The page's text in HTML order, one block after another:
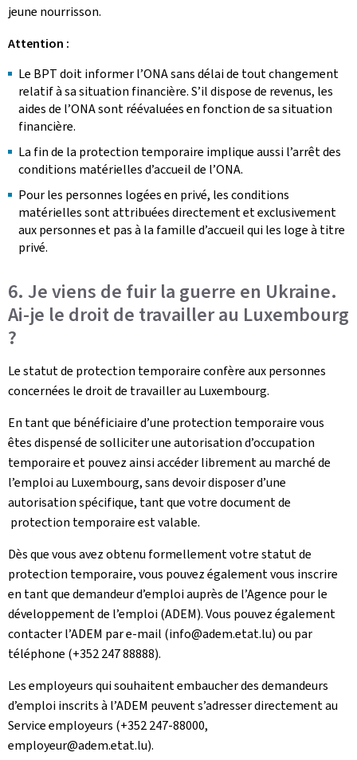
jeune nourrisson.
Attention :
Le BPT doit informer l’ONA sans délai de tout changement
relatif à sa situation financière. S’il dispose de revenus, les
aides de l’ONA sont réévaluées en fonction de sa situation
financière.
La fin de la protection temporaire implique aussi l’arrêt des
conditions matérielles d’accueil de l’ONA.
Pour les personnes logées en privé, les conditions
matérielles sont attribuées directement et exclusivement
aux personnes et pas à la famille d’accueil qui les loge à titre
privé.
6. Je viens de fuir la guerre en Ukraine.
Ai-je le droit de travailler au Luxembourg
?
Le statut de protection temporaire confère aux personnes
concernées le droit de travailler au Luxembourg.
En tant que bénéficiaire d’une protection temporaire vous
êtes dispensé de solliciter une autorisation d’occupation
temporaire et pouvez ainsi accéder librement au marché de
l’emploi au Luxembourg, sans devoir disposer d’une
autorisation spécifique, tant que votre document de
protection temporaire est valable.
Dès que vous avez obtenu formellement votre statut de
protection temporaire, vous pouvez également vous inscrire
en tant que demandeur d’emploi auprès de l’Agence pour le
développement de l’emploi (ADEM). Vous pouvez également
contacter l’ADEM par e-mail (info@adem.etat.lu) ou par
téléphone (+352 247 88888).
Les employeurs qui souhaitent embaucher des demandeurs
d’emploi inscrits à l’ADEM peuvent s’adresser directement au
Service employeurs (+352 247-88000,
employeur@adem.etat.lu).